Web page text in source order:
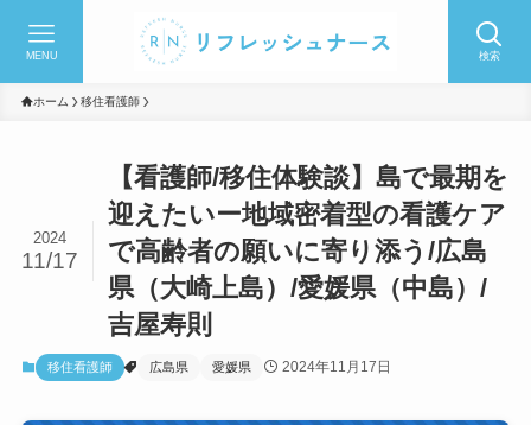
検索
MENU
ホーム 移住看護師
【看護師/移住体験談】島で最期を
迎えたいー地域密着型の看護ケア
で高齢者の願いに寄り添う/広島
県（大崎上島）/愛媛県（中島）/
吉屋寿則
2024
11/17
移住看護師 広島県 愛媛県 2024年11月17日